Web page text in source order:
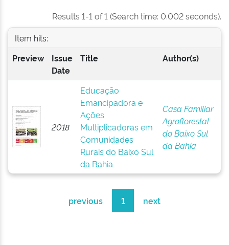
Results 1-1 of 1 (Search time: 0.002 seconds).
Item hits:
Preview
Issue
Date
Title Author(s)
2018
Educação
Emancipadora e
Ações
Multiplicadoras em
Comunidades
Rurais do Baixo Sul
da Bahia
Casa Familiar
Agroflorestal
do Baixo Sul
da Bahia
previous 1 next